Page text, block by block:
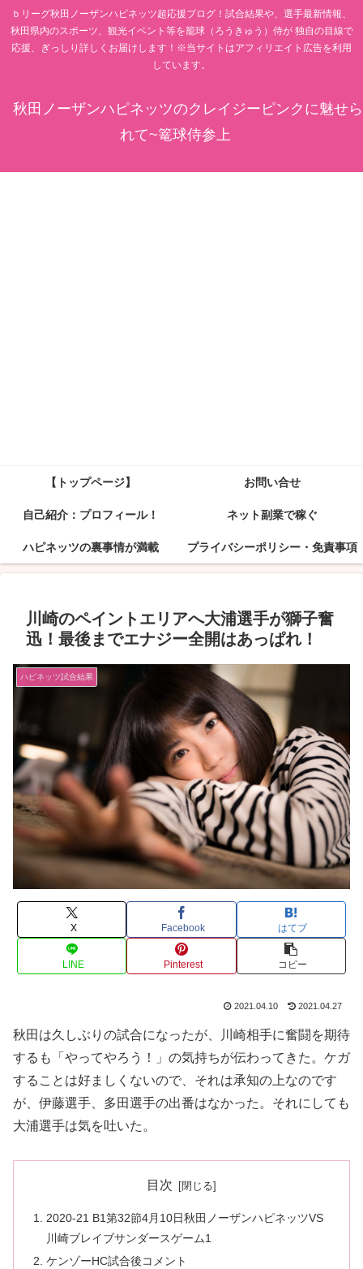
ｂリーグ秋田ノーザンハピネッツ超応援ブログ！試合結果や、選手最新情報、
秋田県内のスポーツ、観光イベント等を籠球（ろうきゅう）侍が 独自の目線で
応援、ぎっしり詳しくお届けします！※当サイトはアフィリエイト広告を利用
しています。
秋田ノーザンハピネッツのクレイジーピンクに魅せら
れて~篭球侍参上
【トップページ】 お問い合せ
自己紹介：プロフィール！ ネット副業で稼ぐ
ハピネッツの裏事情が満載 プライバシーポリシー・免責事項
川崎のペイントエリアへ大浦選手が獅子奮
迅！最後までエナジー全開はあっぱれ！
ハピネッツ試合結果
X Facebook はてブ
LINE Pinterest コピー
2021.04.10 2021.04.27
秋田は久しぶりの試合になったが、川崎相手に奮闘を期待
するも「やってやろう！」の気持ちが伝わってきた。ケガ
することは好ましくないので、それは承知の上なのです
が、伊藤選手、多田選手の出番はなかった。それにしても
大浦選手は気を吐いた。
目次
2020-21 B1第32節4月10日秋田ノーザンハピネッツVS
川崎ブレイブサンダースゲーム1
ケンゾーHC試合後コメント